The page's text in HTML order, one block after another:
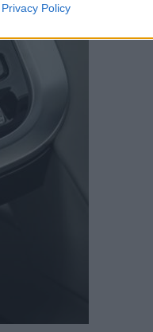
Privacy Policy